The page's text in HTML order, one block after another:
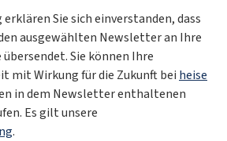
Sie sich einverstanden, dass
ausgewählten Newsletter an Ihre
Sie können Ihre
mit Wirkung für die Zukunft bei heise
in dem Newsletter enthaltenen
Es gilt unsere
.